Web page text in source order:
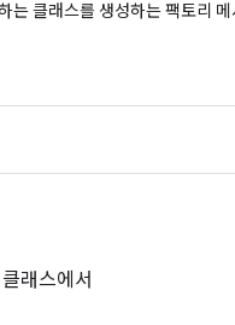
는 클래스를 생성하는 팩토리
클래스에서